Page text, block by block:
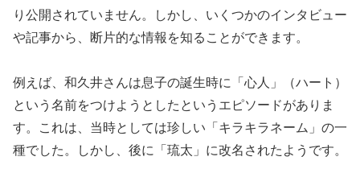
り公開されていません。しかし、いくつかのインタビュー
や記事から、断片的な情報を知ることができます。
例えば、和久井さんは息子の誕生時に「心人」（ハート）
という名前をつけようとしたというエピソードがありま
す。これは、当時としては珍しい「キラキラネーム」の一
種でした。しかし、後に「琉太」に改名されたようです。